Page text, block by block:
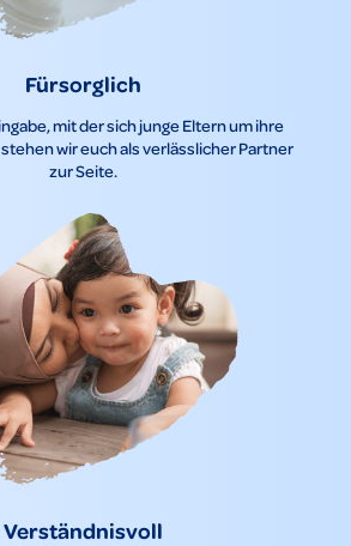
Fürsorglich
mit der sich junge Eltern um ihre
wir euch als verlässlicher Partner
zur Seite.
Verständnisvoll